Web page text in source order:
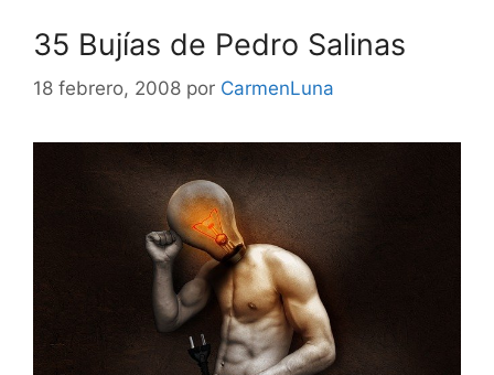
35 Bujías de Pedro Salinas
18 febrero, 2008 por CarmenLuna